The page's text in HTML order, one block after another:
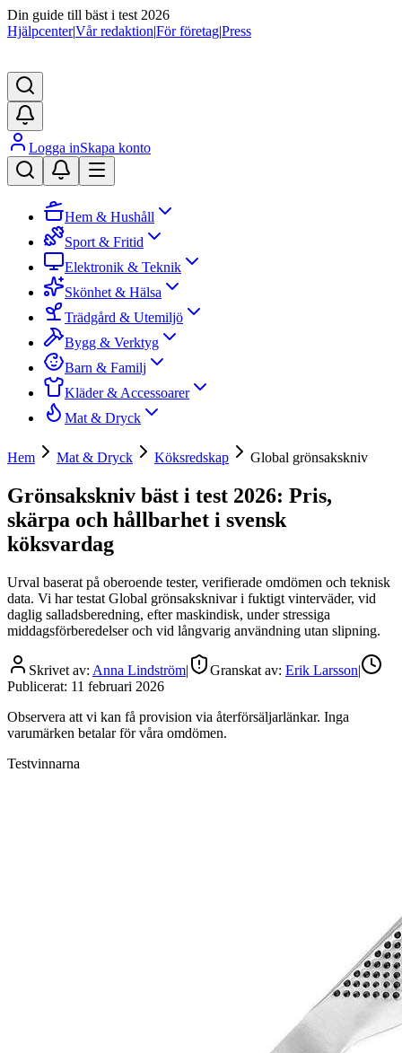
Din guide till bäst i test 2026
Hjälpcenter|Vår redaktion|För företag|Press
Logga inSkapa konto
Hem & Hushåll
Sport & Fritid
Elektronik & Teknik
Skönhet & Hälsa
Trädgård & Utemiljö
Bygg & Verktyg
Barn & Familj
Kläder & Accessoarer
Mat & Dryck
Hem Mat & Dryck Köksredskap Global grönsakskniv
Grönsakskniv bäst i test 2026: Pris,
skärpa och hållbarhet i svensk
köksvardag
Urval baserat på oberoende tester, verifierade omdömen och teknisk
data. Vi har testat Global grönsaksknivar i fuktigt vinterväder, vid
daglig salladsberedning, efter maskindisk, under stressiga
middagsförberedelser och vid långvarig användning utan slipning.
Skrivet av: Anna Lindström| Granskat av: Erik Larsson|
Publicerat: 11 februari 2026
Observera att vi kan få provision via återförsäljarlänkar. Inga
varumärken betalar för våra omdömen.
Testvinnarna